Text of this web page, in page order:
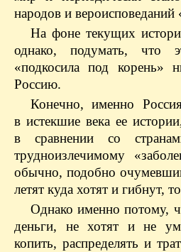
народов и вероисповеданий
На фоне текущих
однако, подумать, что
«подкосила под корень»
Россию.
Конечно, именно
в истекшие века ее
в сравнении со
трудноизлечимому
обычно, подобно
летят куда хотят и гибнут,
Однако именно потому,
деньги, не хотят и не
копить, распределять и